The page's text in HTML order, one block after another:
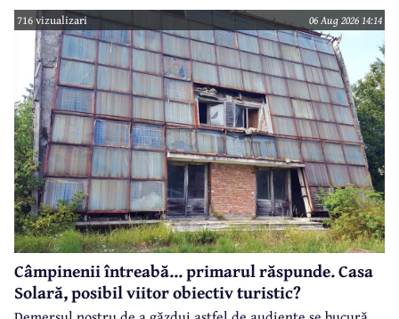
716 vizualizari 06 Aug 2026 14:14
Câmpinenii întreabă... primarul răspunde. Casa
Solară, posibil viitor obiectiv turistic?